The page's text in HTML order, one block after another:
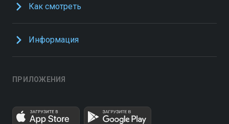
Как смотреть
Информация
ПРИЛОЖЕНИЯ